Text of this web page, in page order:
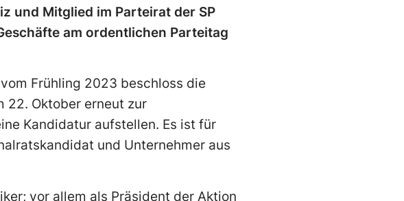
und Mitglied im Parteirat der SP
am ordentlichen Parteitag
Frühling 2023 beschloss die
22. Oktober erneut zur
Kandidatur aufstellen. Es ist für
und Unternehmer aus
vor allem als Präsident der Aktion